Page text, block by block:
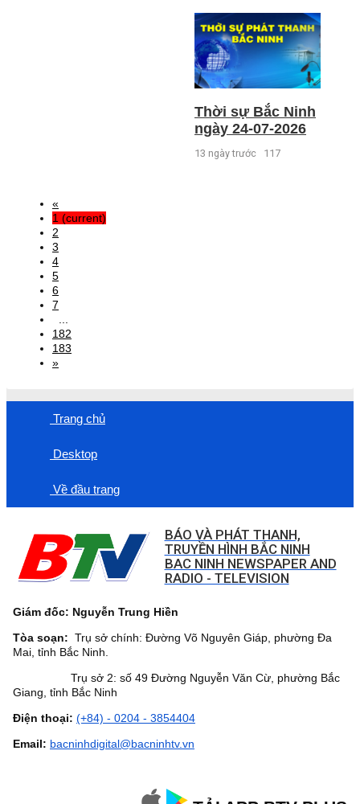
Thời sự Bắc Ninh
ngày 24-07-2026
13 ngày trước 117
«
1 (current)
2
3
4
5
6
7
182
183
»
Trang chủ
Desktop
Về đầu trang
BÁO VÀ PHÁT THANH,
TRUYỀN HÌNH BẮC NINH
BAC NINH NEWSPAPER AND
RADIO - TELEVISION
Giám đốc: Nguyễn Trung Hiền
Tòa soạn: Trụ sở chính: Đường Võ Nguyên Giáp, phường Đa
Mai, tỉnh Bắc Ninh.
Trụ sở 2: số 49 Đường Nguyễn Văn Cừ, phường Bắc
Giang, tỉnh Bắc Ninh
Điện thoại: (+84) - 0204 - 3854404
Email: bacninhdigital@bacninhtv.vn